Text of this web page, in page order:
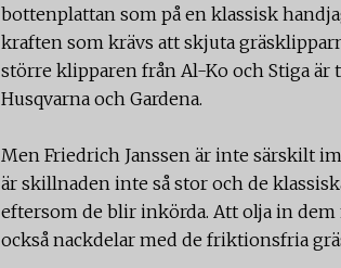
bottenplattan som på en klassisk
kraften som krävs att skjuta
större klipparen från Al-Ko och Stiga
Husqvarna och Gardena.
Men Friedrich Janssen är inte särskilt
är skillnaden inte så stor och de
eftersom de blir inkörda. Att olja in
också nackdelar med de friktionsfria